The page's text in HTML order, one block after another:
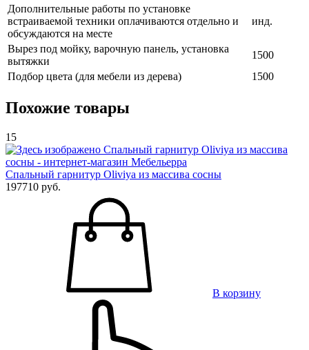
Дополнительные работы по установке
встраиваемой техники оплачиваются отдельно и
обсуждаются на месте
инд.
Вырез под мойку, варочную панель, установка
вытяжки
1500
Подбор цвета (для мебели из дерева)
1500
Похожие товары
15
Спальный гарнитур Oliviya из массива сосны
197710 руб.
В корзину